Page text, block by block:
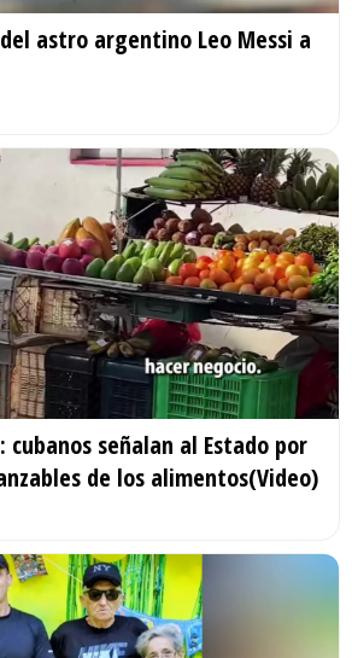
astro argentino Leo Messi a
cubanos señalan al Estado por
de los alimentos(Video)